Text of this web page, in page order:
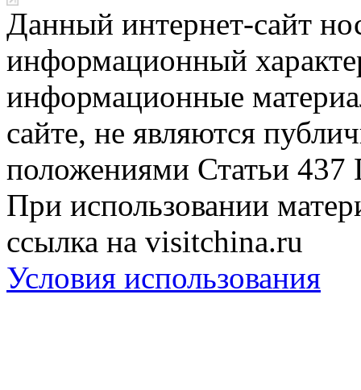
Данный интернет-сайт
информационный
информационные
сайте, не являются
положениями Статьи 437
При использовании
ссылка на visitchina.ru
Условия использования